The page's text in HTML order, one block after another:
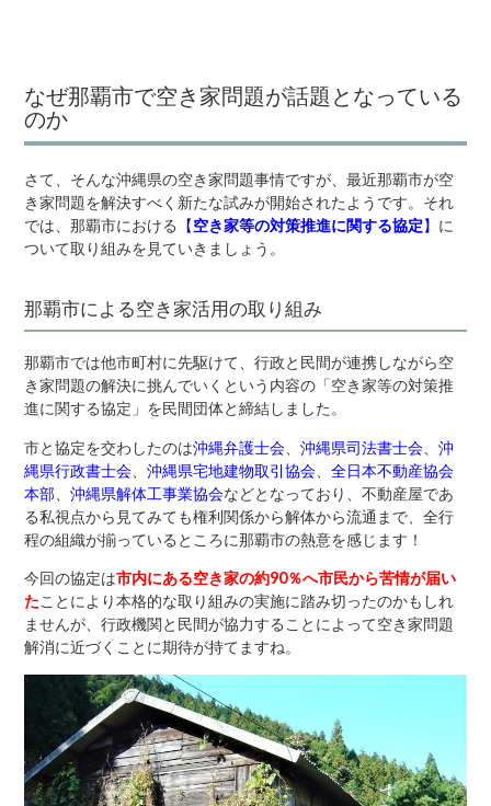
なぜ那覇市で空き家問題が話題となっている
のか
さて、そんな沖縄県の空き家問題事情ですが、最近那覇市が空
き家問題を解決すべく新たな試みが開始されたようです。それ
では、那覇市における
【空き家等の対策推進に関する協定】 に
ついて取り組みを見ていきましょう。
那覇市による空き家活用の取り組み
那覇市では他市町村に先駆けて、行政と民間が連携しながら空
き家問題の解決に挑んでいくという内容の「空き家等の対策推
進に関する協定」を民間団体と締結しました。
市と協定を交わしたのは沖縄弁護士会 、沖縄県司法書士会 、沖
縄県行政書士会 、沖縄県宅地建物取引協会 、全日本不動産協会
本部 、沖縄県解体工事業協会などとなっており、不動産屋であ
る私視点から見てみても権利関係から解体から流通まで、全行
程の組織が揃っているところに那覇市の熱意を感じます！
今回の協定は市内にある空き家の約90％へ市民から苦情が届い
たことにより本格的な取り組みの実施に踏み切ったのかもしれ
ませんが、行政機関と民間が協力することによって空き家問題
解消に近づくことに期待が持てますね。